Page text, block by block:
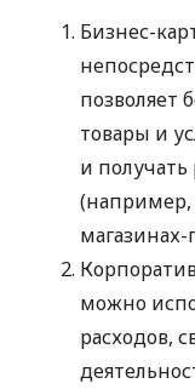
Бизнес-
позволяет
товары и
и
(например,
магазинах-
можно
расходов,